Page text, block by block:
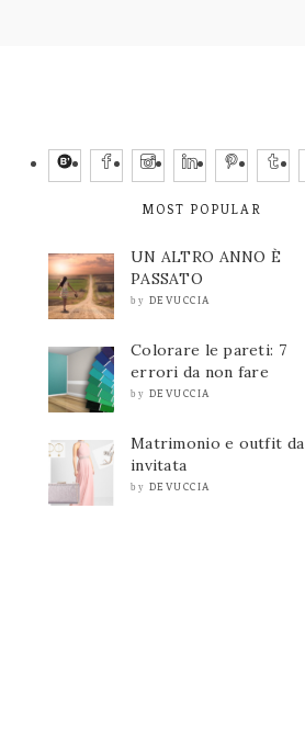
MOST POPULAR
UN ALTRO ANNO È
PASSATO
by DEVUCCIA
Colorare le pareti: 7
errori da non fare
by DEVUCCIA
Matrimonio e outfit da
invitata
by DEVUCCIA